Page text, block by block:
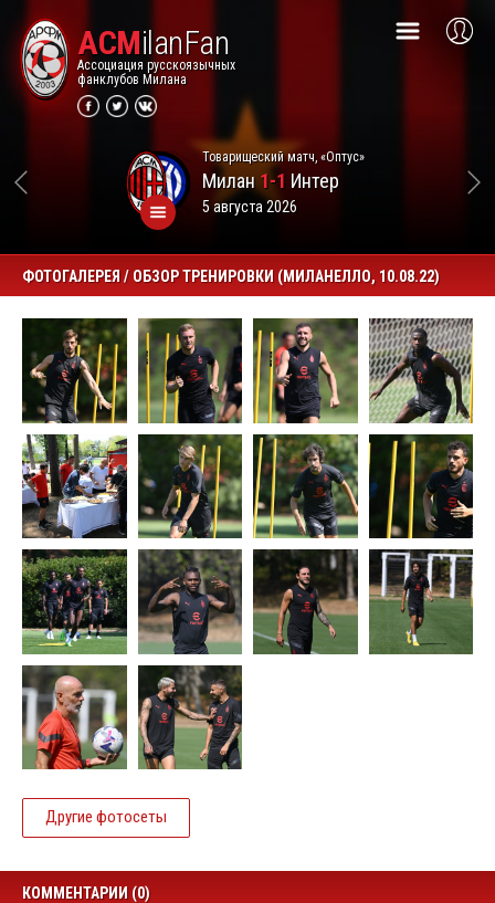
ACMilanFan
Ассоциация русскоязычных
фанклубов Милана
Товарищеский матч, «Оптус»
Милан1-1 Интер
5 августа 2026
ФОТОГАЛЕРЕЯ / ОБЗОР ТРЕНИРОВКИ (МИЛАНЕЛЛО, 10.08.22)
Другие фотосеты
КОММЕНТАРИИ (0)